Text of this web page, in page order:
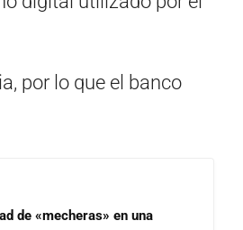
por lo que el banco
de «mecheras» en una